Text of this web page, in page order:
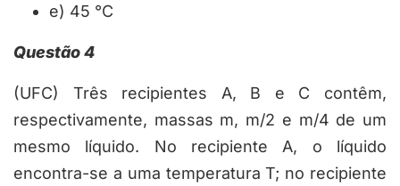
e) 45 °C
Questão 4
(UFC) Três recipientes A, B e C contêm,
respectivamente, massas m, m/2 e m/4 de um
mesmo líquido. No recipienteA, o líquido
encontra-se a uma temperaturaT; no recipiente